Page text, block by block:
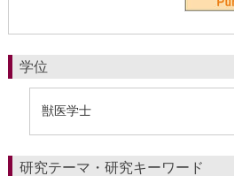
学位
獣医学士
研究テーマ・研究キーワード